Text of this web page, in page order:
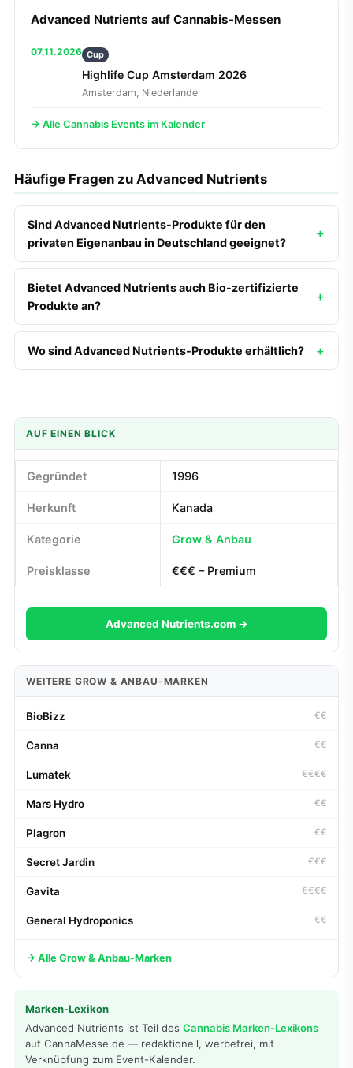
Advanced Nutrients auf Cannabis-Messen
07.11.2026 Cup
Highlife Cup Amsterdam 2026
Amsterdam, Niederlande
→ Alle Cannabis Events im Kalender
Häufige Fragen zu Advanced Nutrients
Sind Advanced Nutrients-Produkte für den
privaten Eigenanbau in Deutschland geeignet?
Bietet Advanced Nutrients auch Bio-zertifizierte
Produkte an?
Wo sind Advanced Nutrients-Produkte erhältlich?
AUF EINEN BLICK
Gegründet 1996
Herkunft Kanada
Kategorie Grow & Anbau
Preisklasse €€€ – Premium
Advanced Nutrients.com →
WEITERE GROW & ANBAU-MARKEN
BioBizz €€
Canna €€
Lumatek €€€€
Mars Hydro €€
Plagron €€
Secret Jardin €€€
Gavita €€€€
General Hydroponics €€
→ Alle Grow & Anbau-Marken
Marken-Lexikon
Advanced Nutrients ist Teil des Cannabis Marken-Lexikons
auf CannaMesse.de — redaktionell, werbefrei, mit
Verknüpfung zum Event-Kalender.